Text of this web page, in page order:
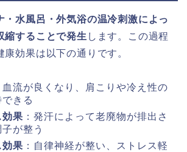
・水風呂・外気浴の温冷刺激によっ
縮することで発生 します。この過程
効果は以下の通りです。
血流が良くなり、肩こりや冷え性の
きる
効果 ：発汗によって老廃物が排出さ
が整う
効果 ：自律神経が整い、ストレス軽